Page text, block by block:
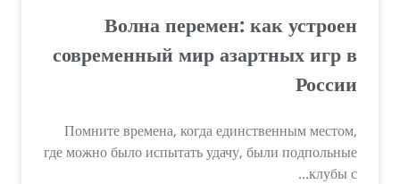
Волна перемен: как устроен
современный мир азартных игр в
России
Помните времена, когда единственным местом,
где можно было испытать удачу, были подпольные
клубы с...